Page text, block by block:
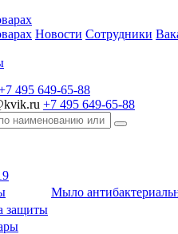
Новости Сотрудники
495 649-65-88
+7 495 649-65-88
Мыло
защиты